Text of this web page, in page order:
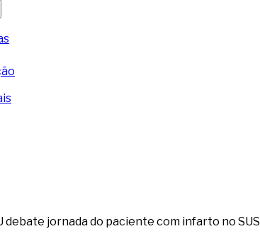
debate jornada do paciente com infarto no SUS